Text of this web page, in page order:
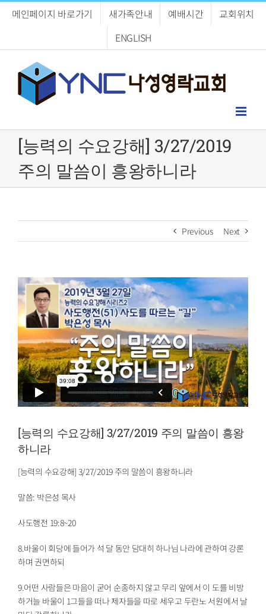
메인페이지 바로가기 새가족안내 예배시간
교회위치
ENGLISH
[능력의 수요강해] 3/27/2019
주의 말씀이 흥왕하니라
Previous Next
[능력의 수요강해] 3/27/2019 주의 말씀이 흥왕
하니라
[능력의 수요강해] 3/27/2019 주의 말씀이 흥왕하니라
말씀: 박은성 목사
사도행전 19:8~20
8.바울이 회당에 들어가 석 달 동안 담대히 하나님 나라에 관하여 강론
하며 권면하되
9.어떤 사람들은 마음이 굳어 순종하지 않고 무리 앞에서 이 도를 비방
하거늘 바울이 1그들을 떠나 제자들을 따로 세우고 두란노 서원에서 날